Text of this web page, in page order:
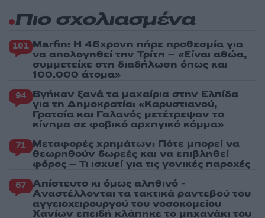
Πιο σχολιασμένα
101 Marfin: Η 46χρονη πήρε προθεσμία για
να απολογηθεί την Τρίτη – «Είναι αθώα,
συμμετείχε στη διαδήλωση όπως και
100.000 άτομα»
94 Βγήκαν ξανά τα μαχαίρια στην Ελπίδα
για τη Δημοκρατία: «Καρυστιανού,
Γρατσία και Γαλανός μετέτρεψαν το
κίνημα σε φοβικό αρχηγικό κόμμα»
71 Μεταφορές χρημάτων: Πότε μπορεί να
θεωρηθούν δωρεές και να επιβληθεί
φόρος – Τι ισχυεί για τις γονικές παροχές
67 Απίστευτο κι όμως αληθινό -
Aναστέλλονται τα τακτικά ραντεβού του
αγγειοχειρουργού του νοσοκομείου
Χανίων επειδή κλάπηκε το μηχανάκι του